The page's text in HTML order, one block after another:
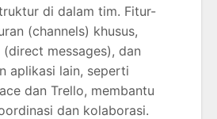
di dalam tim. Fitur-
(channels) khusus,
(direct messages), dan
aplikasi lain, seperti
dan Trello, membantu
dan kolaborasi.